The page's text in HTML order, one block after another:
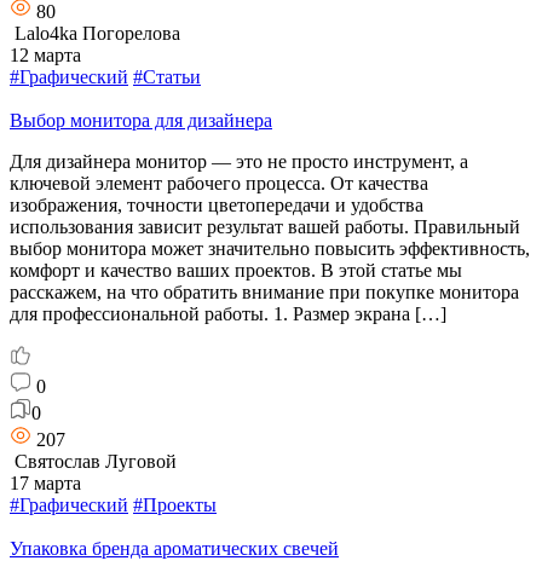
80
Lalo4ka Погорелова
12 марта
#Графический #Статьи
Выбор монитора для дизайнера
Для дизайнера монитор — это не просто инструмент, а
ключевой элемент рабочего процесса. От качества
изображения, точности цветопередачи и удобства
использования зависит результат вашей работы. Правильный
выбор монитора может значительно повысить эффективность,
комфорт и качество ваших проектов. В этой статье мы
расскажем, на что обратить внимание при покупке монитора
для профессиональной работы. 1. Размер экрана […]
0
0
207
Святослав Луговой
17 марта
#Графический #Проекты
Упаковка бренда ароматических свечей